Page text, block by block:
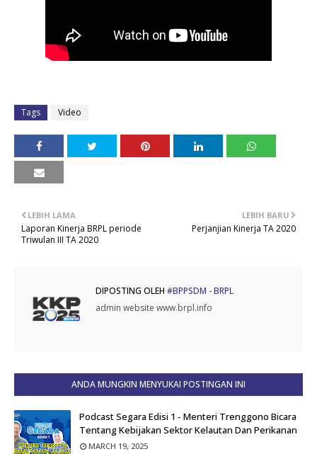
Tags Video
LEBIH BARU
Perjanjian Kinerja TA 2020
LEBIH LAMA
Laporan Kinerja BRPL periode
Triwulan III TA 2020
DIPOSTING OLEH #BPPSDM - BRPL
admin website www.brpl.info
ANDA MUNGKIN MENYUKAI POSTINGAN INI
Podcast Segara Edisi 1 - Menteri Trenggono Bicara
Tentang Kebijakan Sektor Kelautan Dan Perikanan
MARCH 19, 2025